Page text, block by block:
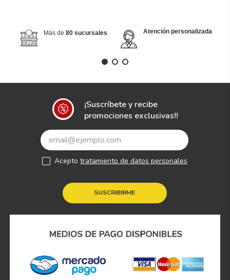
Más de 80 sucursales Atención personalizada
¡Suscríbete y recibe
promociones exclusivas!!
SUSCRIBIRME
Acepto tratamiento de datos personales